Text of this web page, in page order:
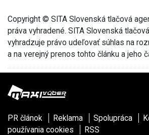
Copyright © SITA Slovenská tlačová
práva vyhradené. SITA Slovenská
vyhradzuje právo udeľovať súhlas na
a na verejný prenos tohto článku a jeho
PR článok Reklama Spolupráca
používania cookies
RSS